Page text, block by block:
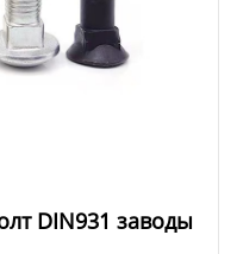
DIN931 заводы